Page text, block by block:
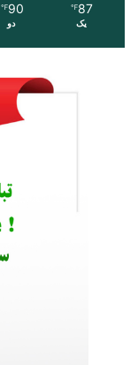
87
℉
یک
90
℉
دو